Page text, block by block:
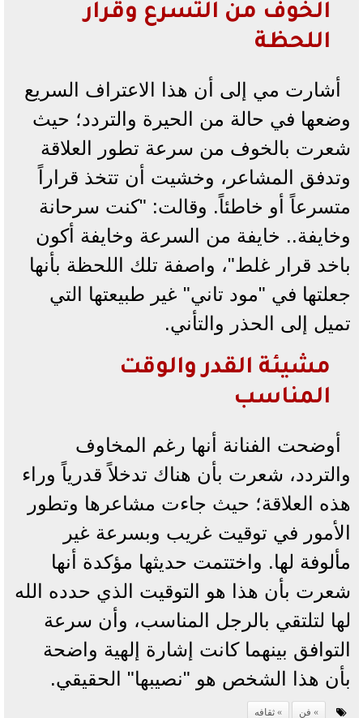
الخوف من التسرع وقرار
اللحظة
أشارت مي إلى أن هذا الاعتراف السريع
وضعها في حالة من الحيرة والتردد؛ حيث
شعرت بالخوف من سرعة تطور العلاقة
وتدفق المشاعر، وخشيت أن تتخذ قراراً
متسرعاً أو خاطئاً. وقالت: "كنت سرحانة
وخايفة.. خايفة من السرعة وخايفة أكون
باخد قرار غلط"، واصفة تلك اللحظة بأنها
جعلتها في "مود تاني" غير طبيعتها التي
تميل إلى الحذر والتأني.
مشيئة القدر والوقت
المناسب
أوضحت الفنانة أنها رغم المخاوف
والتردد، شعرت بأن هناك تدخلاً قدرياً وراء
هذه العلاقة؛ حيث جاءت مشاعرها وتطور
الأمور في توقيت غريب وبسرعة غير
مألوفة لها. واختتمت حديثها مؤكدة أنها
شعرت بأن هذا هو التوقيت الذي حدده الله
لها لتلتقي بالرجل المناسب، وأن سرعة
التوافق بينهما كانت إشارة إلهية واضحة
بأن هذا الشخص هو "نصيبها" الحقيقي.
فن ثقافه